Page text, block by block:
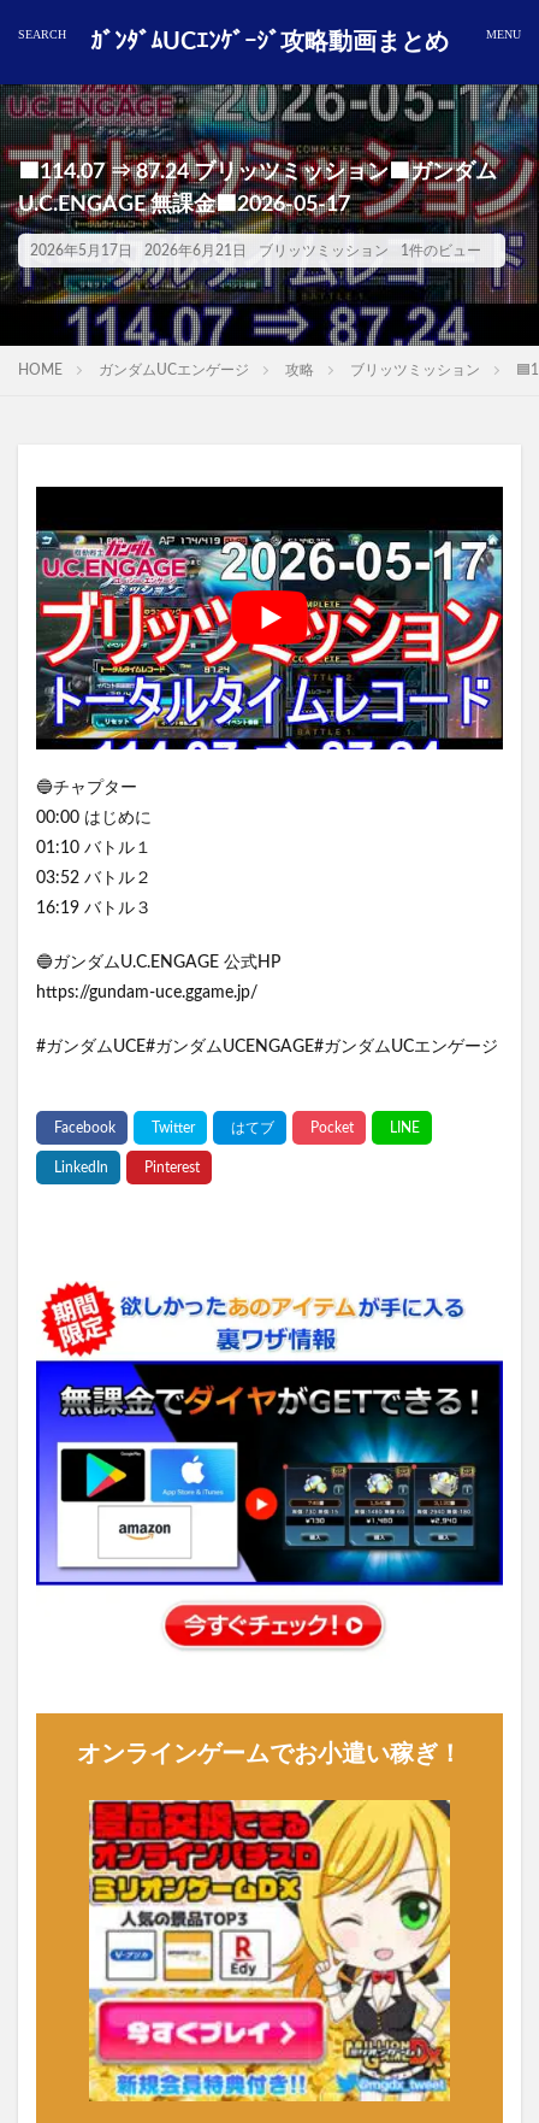
ｶﾞﾝﾀﾞﾑUCｴﾝｹﾞｰｼﾞ攻略動画まとめ
🟦114.07 ⇒ 87.24 ブリッツミッション🟦ガンダム
U.C.ENGAGE 無課金🟦2026-05-17
2026年5月17日 2026年6月21日 ブリッツミッション 1件のビュー
HOME ガンダムUCエンゲージ 攻略 ブリッツミッション
🔵チャプター
00:00 はじめに
01:10 バトル１
03:52 バトル２
16:19 バトル３
🔵ガンダムU.C.ENGAGE 公式HP
https://gundam-uce.ggame.jp/
#ガンダムUCE#ガンダムUCENGAGE#ガンダムUCエンゲージ
オンラインゲームでお小遣い稼ぎ！